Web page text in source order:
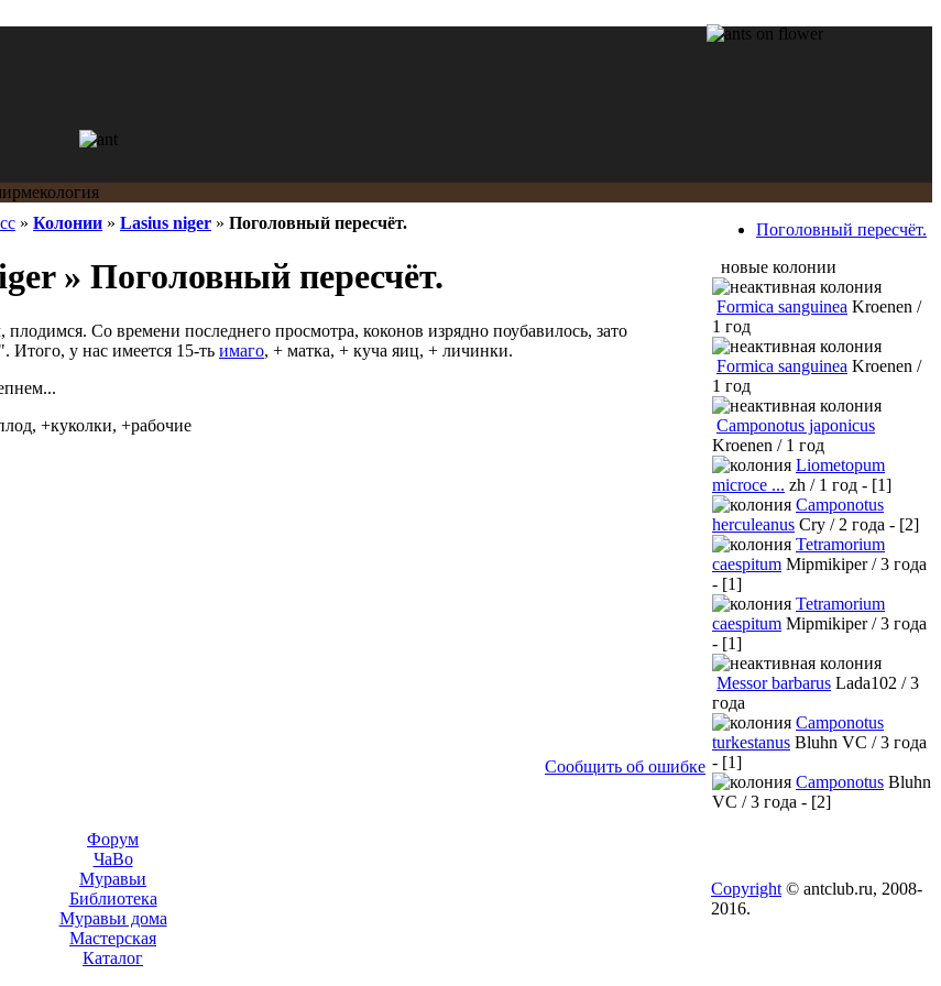
» Колонии » Lasius niger » Поголовный пересчёт.
» Поголовный пересчёт.
Со времени последнего просмотра, коконов изрядно поубавилось, зато
Итого, у нас имеется 15-ть имаго, + матка, + куча яиц, + личинки.
+куколки, +рабочие
Сообщить об ошибке
Поголовный пересчёт.
новые колонии
Formica sanguinea Kroenen /
1 год
Formica sanguinea Kroenen /
1 год
Camponotus japonicus
Kroenen / 1 год
Liometopum
microce ... zh / 1 год - [1]
Camponotus
herculeanus Cry / 2 года - [2]
Tetramorium
caespitum Mipmikiper / 3 года
- [1]
Tetramorium
caespitum Mipmikiper / 3 года
- [1]
Messor barbarus Lada102 / 3
года
Camponotus
turkestanus Bluhn VC / 3 года
- [1]
Camponotus Bluhn
VC / 3 года - [2]
Форум
ЧаВо
Муравьи
Библиотека
Муравьи дома
Мастерская
Каталог
Copyright © antclub.ru, 2008-
2016.